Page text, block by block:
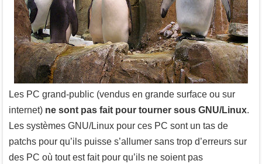
Les PC grand-public (vendus en grande surface ou sur
internet) ne sont pas fait pour tourner sous GNU/Linux.
Les systèmes GNU/Linux pour ces PC sont un tas de
patchs pour qu’ils puisse s’allumer sans trop d’erreurs sur
des PC où tout est fait pour qu’ils ne soient pas